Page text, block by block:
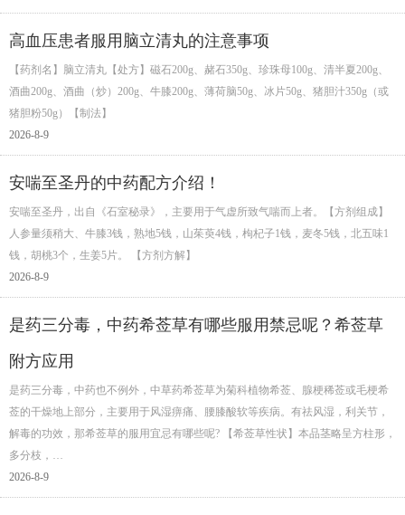
高血压患者服用脑立清丸的注意事项
【药剂名】脑立清丸【处方】磁石200g、赭石350g、珍珠母100g、清半夏200g、
酒曲200g、酒曲（炒）200g、牛膝200g、薄荷脑50g、冰片50g、猪胆汁350g（或
猪胆粉50g）【制法】
2026-8-9
安喘至圣丹的中药配方介绍！
安喘至圣丹，出自《石室秘录》，主要用于气虚所致气喘而上者。【方剂组成】
人参量须稍大、牛膝3钱，熟地5钱，山茱萸4钱，枸杞子1钱，麦冬5钱，北五味1
钱，胡桃3个，生姜5片。 【方剂方解】
2026-8-9
是药三分毒，中药希莶草有哪些服用禁忌呢？希莶草
附方应用
是药三分毒，中药也不例外，中草药希莶草为菊科植物希莶、腺梗稀莶或毛梗希
莶的干燥地上部分，主要用于风湿痹痛、腰膝酸软等疾病。有祛风湿，利关节，
解毒的功效，那希莶草的服用宜忌有哪些呢? 【希莶草性状】本品茎略呈方柱形，
多分枝，…
2026-8-9